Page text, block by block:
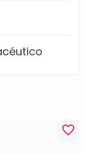
favorite_border